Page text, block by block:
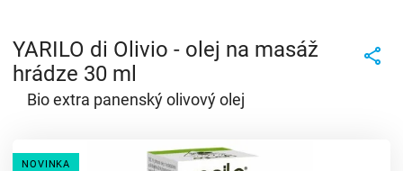
YARILO di Olivio - olej na masáž
hrádze 30 ml
Bio extra panenský olivový olej
NOVINKA